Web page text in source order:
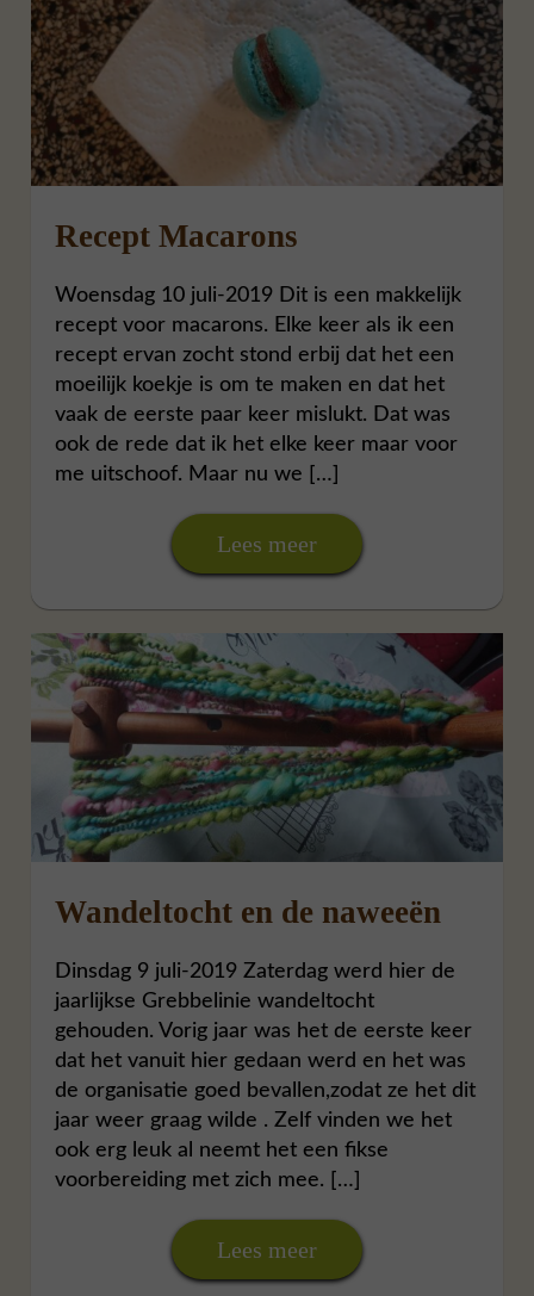
Recept Macarons
Woensdag 10 juli-2019 Dit is een makkelijk
recept voor macarons. Elke keer als ik een
recept ervan zocht stond erbij dat het een
moeilijk koekje is om te maken en dat het
vaak de eerste paar keer mislukt. Dat was
ook de rede dat ik het elke keer maar voor
me uitschoof. Maar nu we […]
Lees meer
Wandeltocht en de naweeën
Dinsdag 9 juli-2019 Zaterdag werd hier de
jaarlijkse Grebbelinie wandeltocht
gehouden. Vorig jaar was het de eerste keer
dat het vanuit hier gedaan werd en het was
de organisatie goed bevallen,zodat ze het dit
jaar weer graag wilde . Zelf vinden we het
ook erg leuk al neemt het een fikse
voorbereiding met zich mee. […]
Lees meer